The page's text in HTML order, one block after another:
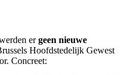
ergeen nieuwe
Hoofdstedelijk Gewest
Concreet: